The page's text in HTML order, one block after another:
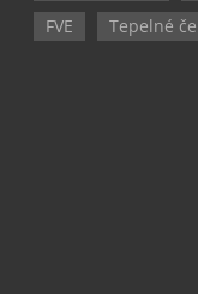
FVE
Tepelné